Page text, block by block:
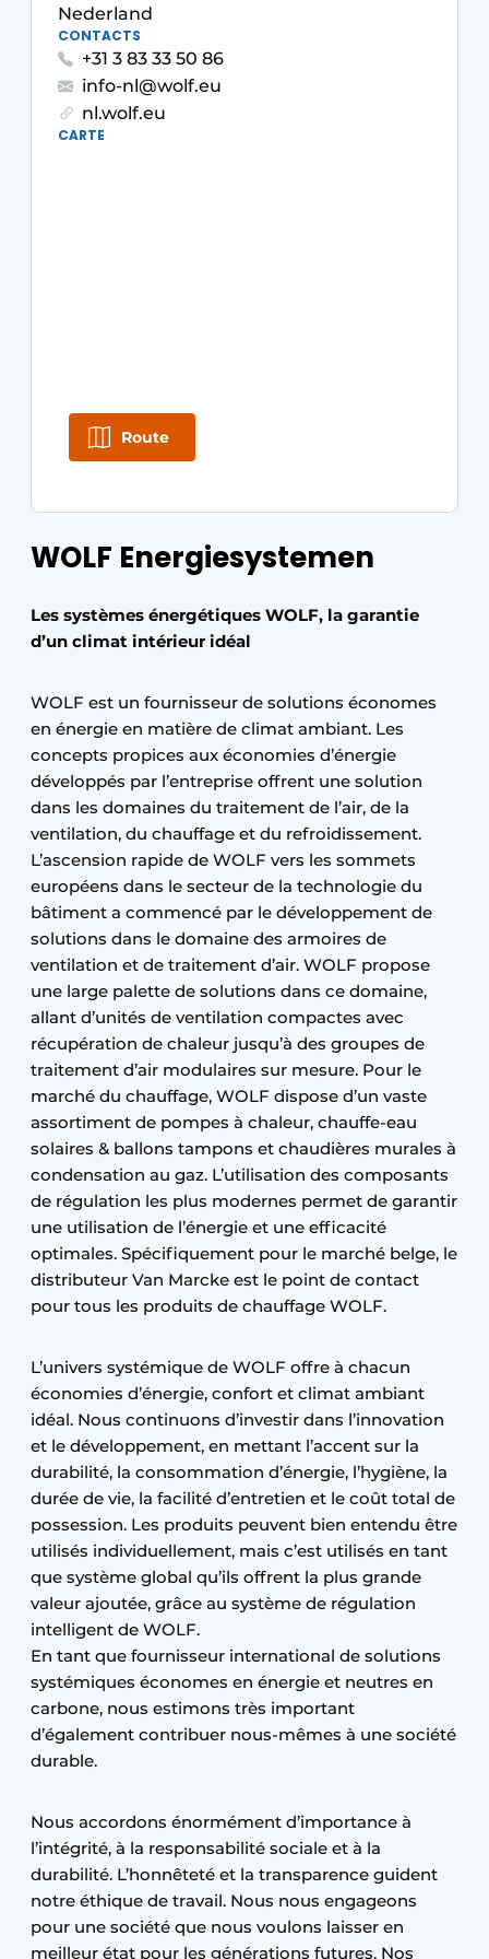
S’inscrire à l’événement
S’inscrire
Termes et conditions
Video’s
WOLF Energiesystemen
Les systèmes énergétiques WOLF, la garantie
d’un climat intérieur idéal
WOLF est un fournisseur de solutions économes
en énergie en matière de climat ambiant. Les
concepts propices aux économies d’énergie
développés par l’entreprise offrent une solution
dans les domaines du traitement de l’air, de la
ventilation, du chauffage et du refroidissement.
L’ascension rapide de WOLF vers les sommets
européens dans le secteur de la technologie du
bâtiment a commencé par le développement de
solutions dans le domaine des armoires de
ventilation et de traitement d’air. WOLF propose
une large palette de solutions dans ce domaine,
allant d’unités de ventilation compactes avec
récupération de chaleur jusqu’à des groupes de
traitement d’air modulaires sur mesure. Pour le
marché du chauffage, WOLF dispose d’un vaste
assortiment de pompes à chaleur, chauffe-eau
solaires & ballons tampons et chaudières murales à
condensation au gaz. L’utilisation des composants
de régulation les plus modernes permet de garantir
une utilisation de l’énergie et une efficacité
optimales. Spécifiquement pour le marché belge, le
distributeur Van Marcke est le point de contact
pour tous les produits de chauffage WOLF.
L’univers systémique de WOLF offre à chacun
économies d’énergie, confort et climat ambiant
idéal. Nous continuons d’investir dans l’innovation
et le développement, en mettant l’accent sur la
durabilité, la consommation d’énergie, l’hygiène, la
durée de vie, la facilité d’entretien et le coût total de
possession. Les produits peuvent bien entendu être
utilisés individuellement, mais c’est utilisés en tant
que système global qu’ils offrent la plus grande
valeur ajoutée, grâce au système de régulation
intelligent de WOLF.
En tant que fournisseur international de solutions
systémiques économes en énergie et neutres en
carbone, nous estimons très important
d’également contribuer nous-mêmes à une société
durable.
Nous accordons énormément d’importance à
l’intégrité, à la responsabilité sociale et à la
durabilité. L’honnêteté et la transparence guident
notre éthique de travail. Nous nous engageons
pour une société que nous voulons laisser en
meilleur état pour les générations futures. Nos
Nederland
CONTACTS
+31 3 83 33 50 86
info-nl@wolf.eu
nl.wolf.eu
CARTE
Route